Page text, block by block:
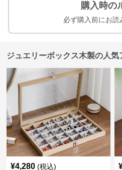
購入時の
必ず購入前にお読
ジュエリーボックス木製の人気
¥4,280 (税込)